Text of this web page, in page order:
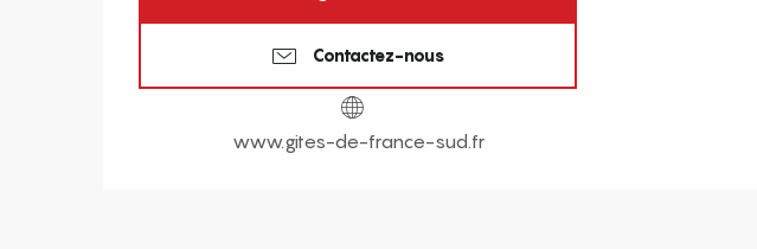
Contactez-nous
www.gites-de-france-sud.fr